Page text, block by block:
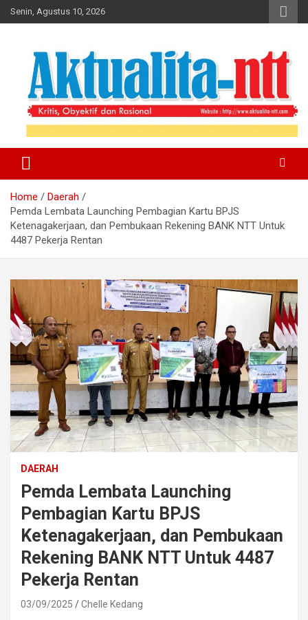
Skip
to
Senin, Agustus 10, 2026
Aktualita-NTT
Home
Daerah
Pemda Lembata Launching Pembagian Kartu BPJS
Ketenagakerjaan, dan Pembukaan Rekening BANK NTT Untuk
4487 Pekerja Rentan
DAERAH
Pemda Lembata Launching
Pembagian Kartu BPJS
Ketenagakerjaan, dan Pembukaan
Rekening BANK NTT Untuk 4487
Pekerja Rentan
03/09/2025 Chelle Kedang